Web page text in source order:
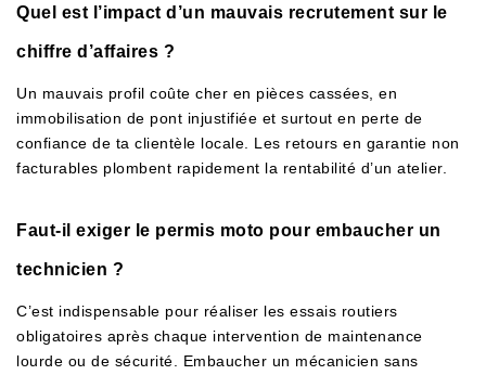
Quel est l’impact d’un mauvais recrutement sur le
chiffre d’affaires ?
Un mauvais profil coûte cher en pièces cassées, en
immobilisation de pont injustifiée et surtout en perte de
confiance de ta clientèle locale. Les retours en garantie non
facturables plombent rapidement la rentabilité d’un atelier.
Faut-il exiger le permis moto pour embaucher un
technicien ?
C’est indispensable pour réaliser les essais routiers
obligatoires après chaque intervention de maintenance
lourde ou de sécurité. Embaucher un mécanicien sans